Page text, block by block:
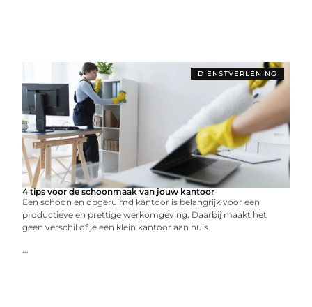
DIENSTVERLENING
4 tips voor de schoonmaak van jouw kantoor
Een schoon en opgeruimd kantoor is belangrijk voor een
productieve en prettige werkomgeving. Daarbij maakt het
geen verschil of je een klein kantoor aan huis
...